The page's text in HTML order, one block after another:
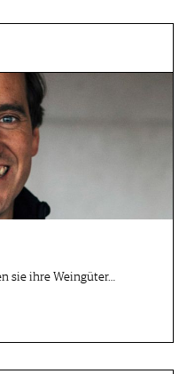
sie ihre Weingüter…